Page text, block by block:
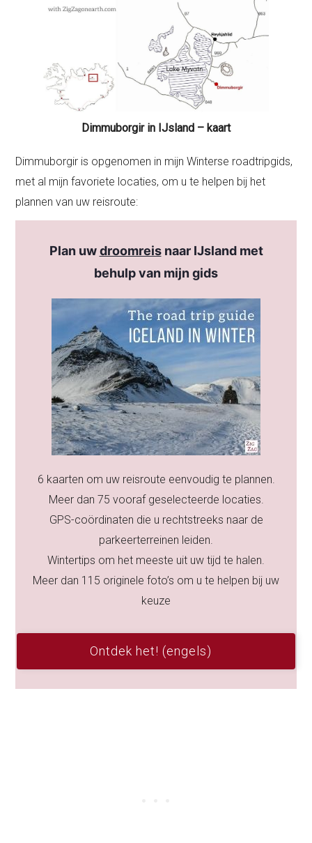
Dimmuborgir in IJsland – kaart
Dimmuborgir is opgenomen in mijn Winterse roadtripgids,
met al mijn favoriete locaties, om u te helpen bij het
plannen van uw reisroute:
Plan uwdroomreisnaar IJsland met
behulp van mijn gids
6 kaarten om uw reisroute eenvoudig te plannen.
Meer dan 75 vooraf geselecteerde locaties.
GPS-coördinaten die u rechtstreeks naar de
parkeerterreinen leiden.
Wintertips om het meeste uit uw tijd te halen.
Meer dan 115 originele foto’s om u te helpen bij uw
keuze
Ontdek het! (engels)